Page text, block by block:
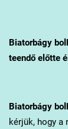
Biatorbágy
teendő előtte
Biatorbágy
kérjük, hogy a